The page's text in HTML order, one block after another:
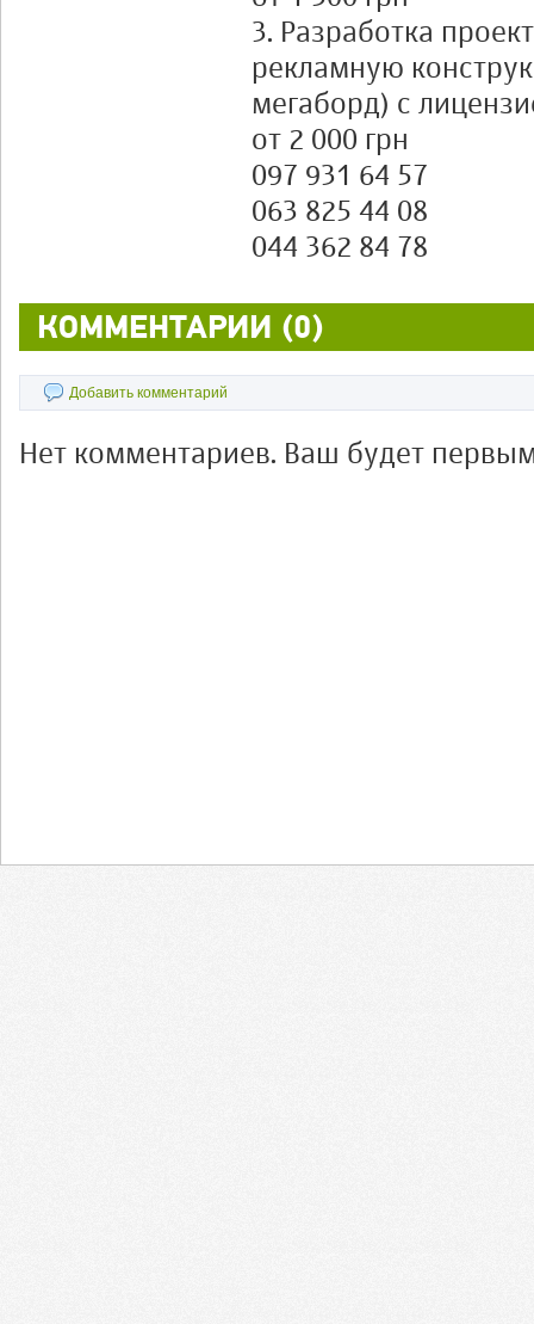
3. Разработка
рекламную
мегаборд) с
от 2 000 грн
097 931 64 57
063 825 44 08
044 362 84 78
КОММЕНТАРИИ (0)
Добавить комментарий
Нет комментариев. Ваш будет